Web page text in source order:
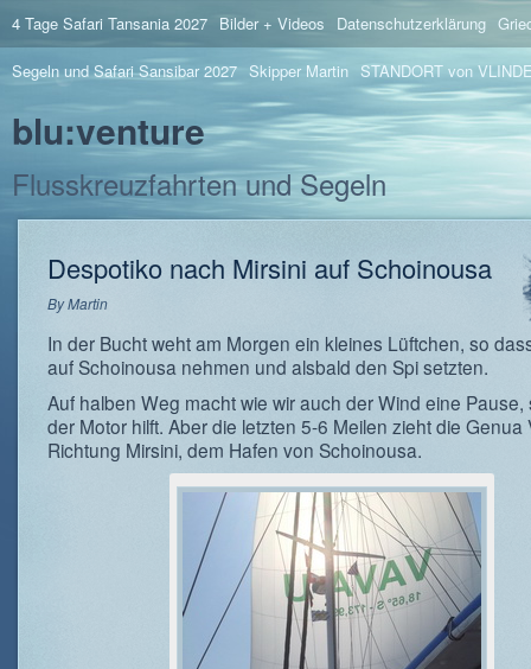
4 Tage Safari Tansania 2027 Bilder + Videos Datenschutzerklärung
Segeln und Safari Sansibar 2027 Skipper Martin STANDORT von
blu:venture
Flusskreuzfahrten und Segeln
Despotiko nach Mirsini auf Schoinousa
ByMartin
In der Bucht weht am Morgen ein kleines Lüftchen, so
auf Schoinousa nehmen und alsbald den Spi setzten.
Auf halben Weg macht wie wir auch der Wind eine Pause,
der Motor hilft. Aber die letzten 5-6 Meilen zieht die Genua
Richtung Mirsini, dem Hafen von Schoinousa.